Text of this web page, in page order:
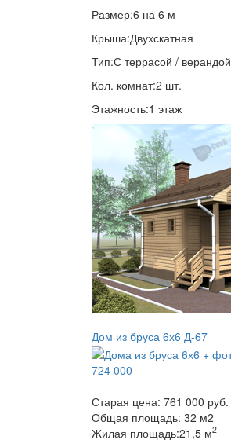
Размер:6 на 6 м
Крыша:Двухскатная
Тип:С террасой / верандой
Кол. комнат:2 шт.
Этажность:1 этаж
Дом из бруса 6х6 Д-67
724 000
Старая цена: 761 000 руб.
Общая площадь: 32 м2
Жилая площадь:21,5 м2